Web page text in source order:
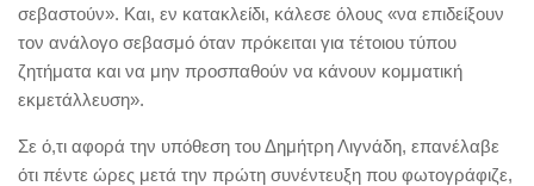
σεβαστούν». Και, εν κατακλείδι, κάλεσε όλους «να επιδείξουν
τον ανάλογο σεβασμό όταν πρόκειται για τέτοιου τύπου
ζητήματα και να μην προσπαθούν να κάνουν κομματική
εκμετάλλευση».
Σε ό,τι αφορά την υπόθεση του Δημήτρη Λιγνάδη, επανέλαβε
ότι πέντε ώρες μετά την πρώτη συνέντευξη που φωτογράφιζε,